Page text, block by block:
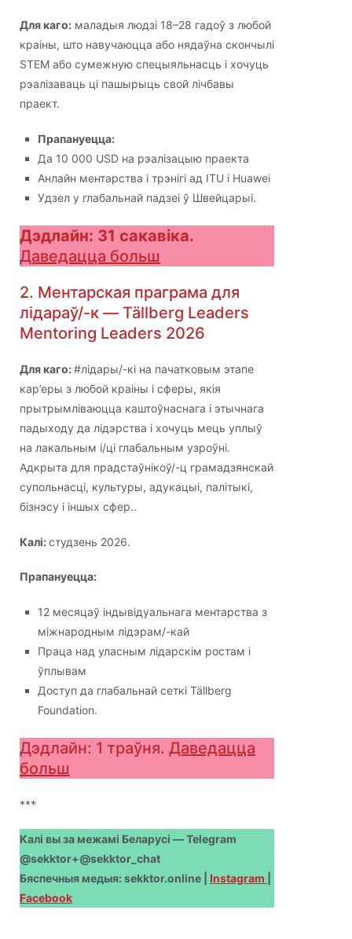
Для каго: маладыя людзі 18–28 гадоў з любой
краіны, што навучаюцца або нядаўна скончылі
STEM або сумежную спецыяльнасць і хочуць
рэалізаваць ці пашырыць свой лічбавы
праект.
Прапануецца:
Да 10 000 USD на рэалізацыю праекта
Анлайн ментарства і трэнігі ад ITU і Huawei
Удзел у глабальнай падзеі ў Швейцарыі.
Дэдлайн: 31 сакавіка.
Даведацца больш
2. Ментарская праграма для
лідараў/-к — Tällberg Leaders
Mentoring Leaders 2026
Для каго:#лідары/-кі на пачатковым этапе
кар’еры з любой краіны і сферы, якія
прытрымліваюцца каштоўнаснага і этычнага
падыходу да лідэрства і хочуць мець уплыў
на лакальным і/ці глабальным узроўні.
Адкрыта для прадстаўнікоў/-ц грамадзянскай
супольнасці, культуры, адукацыі, палітыкі,
бізнэсу і іншых сфер..
Калі:студзень 2026.
Прапануецца:
12 месяцаў індывідуальнага ментарства з
міжнародным лідэрам/-кай
Праца над уласным лідарскім ростам і
ўплывам
Доступ да глабальнай сеткі Tällberg
Foundation.
Дэдлайн: 1 траўня. Даведацца
больш
***
Калі вы за межамі Беларусі — Telegram
@sekktor+@sekktor_chat
Бяспечныя медыя: sekktor.online | Instagram
Facebook